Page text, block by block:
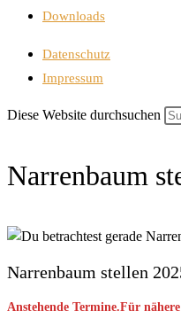
Downloads
Datenschutz
Impressum
Diese Website durchsuchen
Narrenbaum
Narrenbaum stellen
Anstehende Termine.Für